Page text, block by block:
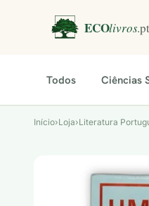
Todos Ciências
Início›Loja›Literatura